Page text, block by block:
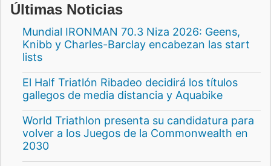
Últimas Noticias
Mundial IRONMAN 70.3 Niza 2026: Geens,
Knibb y Charles-Barclay encabezan las start
lists
El Half Triatlón Ribadeo decidirá los títulos
gallegos de media distancia y Aquabike
World Triathlon presenta su candidatura para
volver a los Juegos de la Commonwealth en
2030